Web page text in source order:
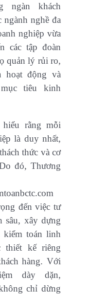
ngàn khách
ngành nghề đa
nghiệp vừa
các tập đoàn
quản lý rủi ro,
hoạt động và
tiêu kinh
rằng mỗi
là duy nhất,
thức và cơ
đó, Thương
đến việc tư
sâu, xây dựng
kiểm toán linh
thiết kế riêng
hàng. Với
dày dặn,
chỉ dừng